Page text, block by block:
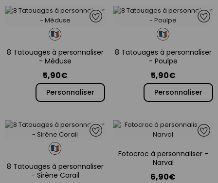
8 Tatouages à personnaliser
- Méduse
5,90€
Personnaliser
8 Tatouages à personnaliser
- Poulpe
5,90€
Personnaliser
8 Tatouages à personnaliser
- Sirène Corail
Fotocroc à personnaliser -
Narval
6,90€